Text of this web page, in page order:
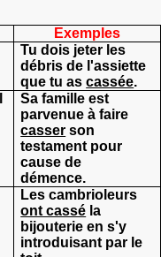
Exemples
Tu dois jeter les
débris de l'assiette
que tu ascassée.
Sa famille est
parvenue à faire
casser son
testament pour
cause de
démence.
Les cambrioleurs
ont cassé la
bijouterie en s'y
introduisant par le